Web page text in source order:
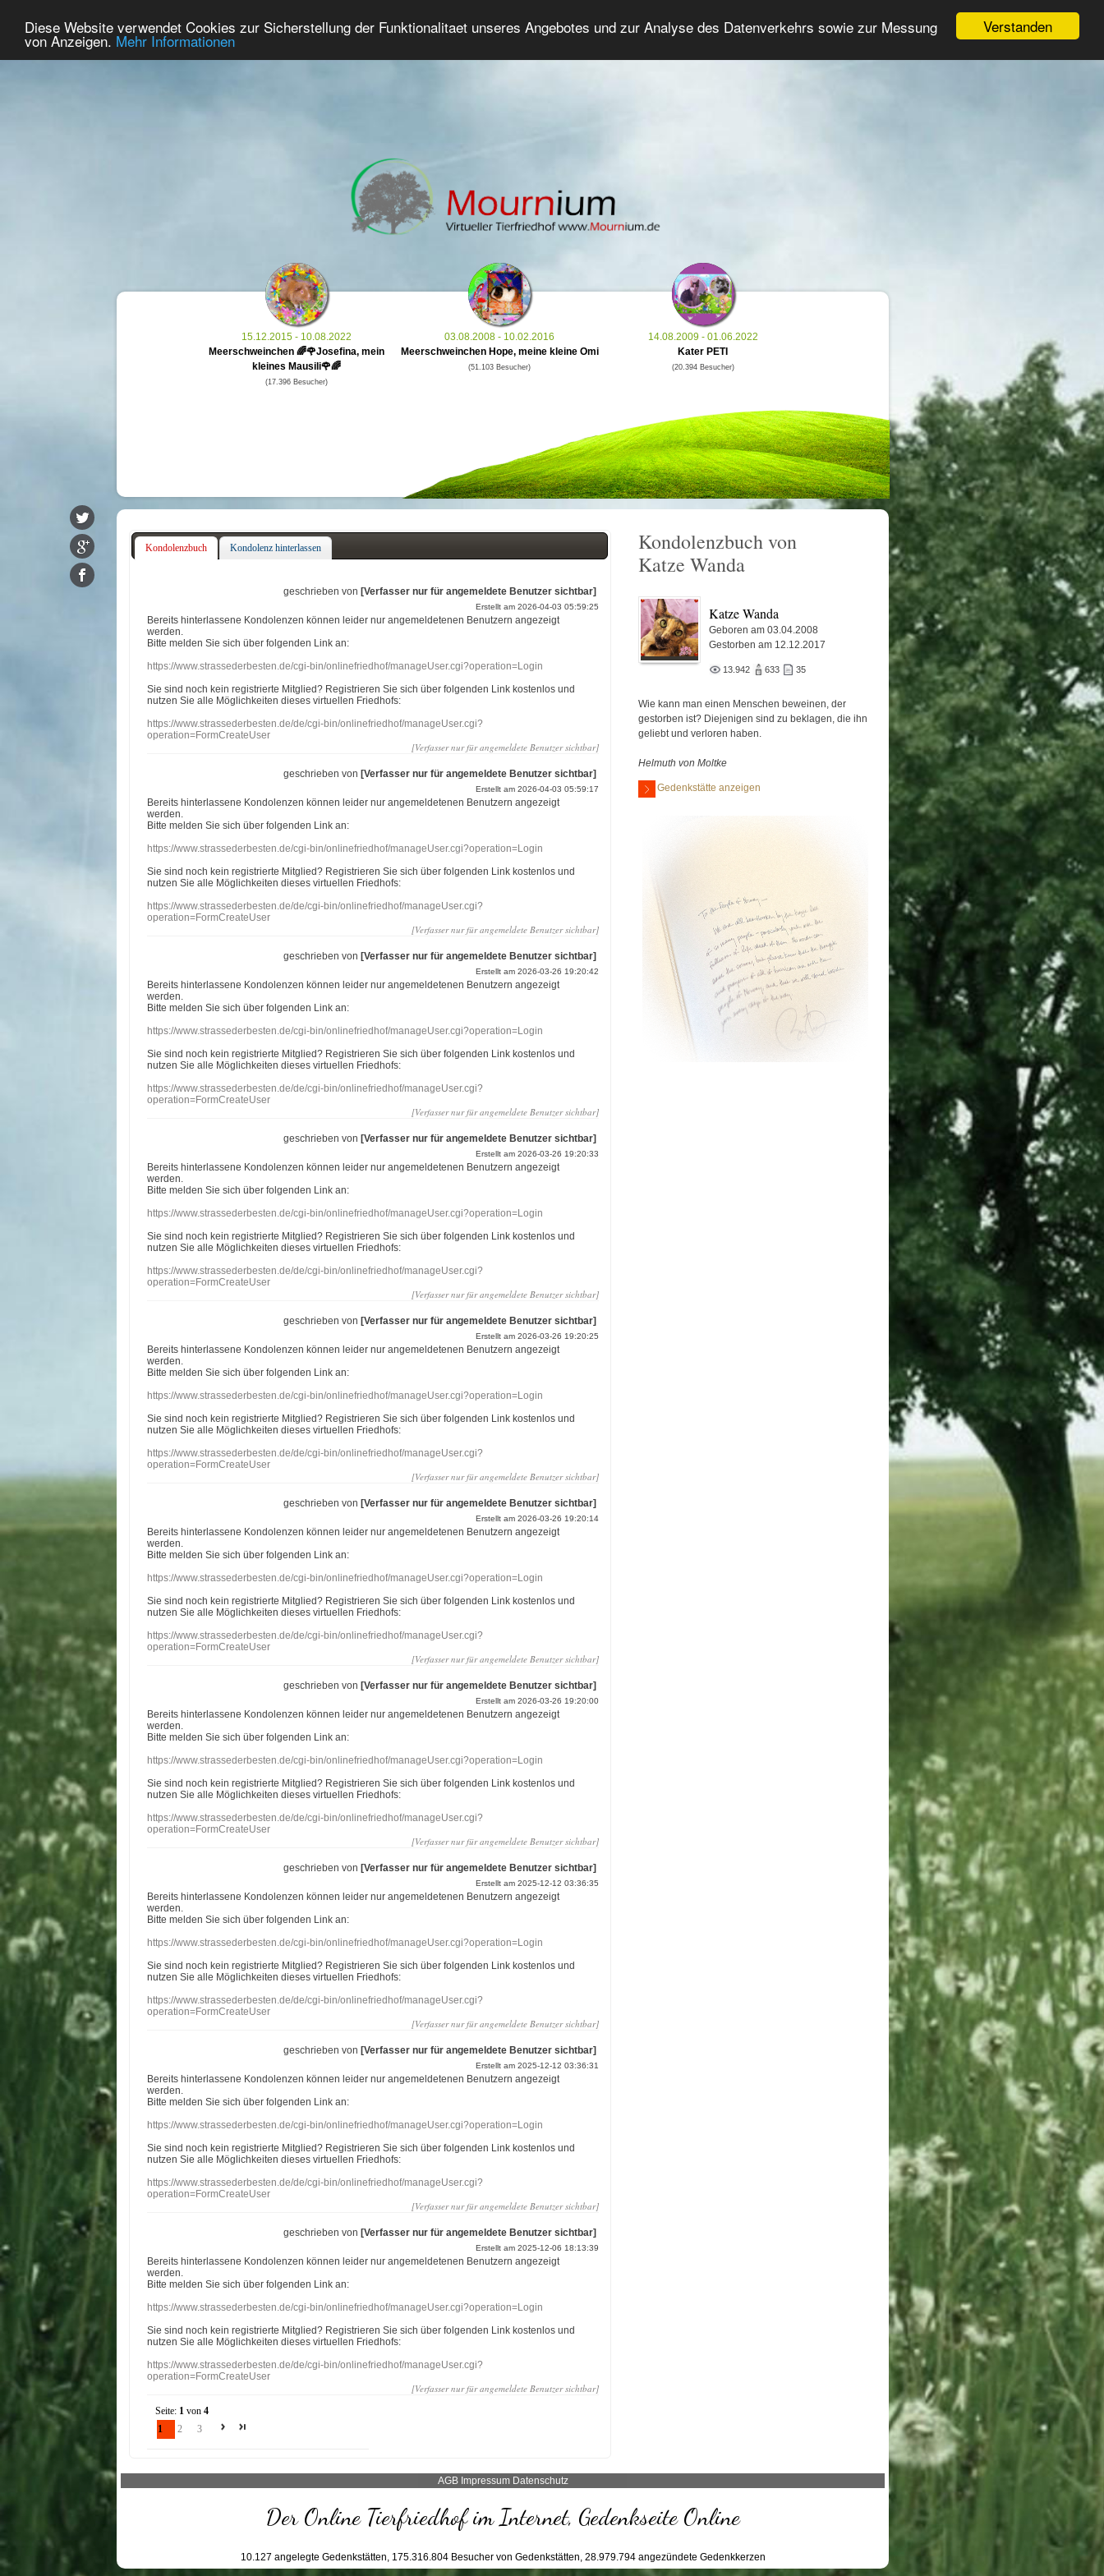
Verstanden
Diese Website verwendet Cookies zur Sicherstellung der Funktionalitaet unseres Angebotes und zur Analyse des Datenverkehrs sowie zur Messung
von Anzeigen. Mehr Informationen
Home Premium Gedenken Tierforum Erweiterte Suche Anmelden
15.12.2015 - 10.08.2022
Meerschweinchen 🌈🌹Josefina, mein
kleines Mausili🌹🌈
(17.396 Besucher)
03.08.2008 - 10.02.2016
Meerschweinchen Hope, meine kleine Omi
(51.103 Besucher)
14.08.2009 - 01.06.2022
Kater PETI
(20.394 Besucher)
Kondolenzbuch Kondolenz hinterlassen
geschrieben von[Verfasser nur für angemeldete Benutzer sichtbar]
Erstellt am 2026-04-03 05:59:25
Bereits hinterlassene Kondolenzen können leider nur angemeldetenen Benutzern angezeigt
werden.
Bitte melden Sie sich über folgenden Link an:
https://www.strassederbesten.de/cgi-bin/onlinefriedhof/manageUser.cgi?operation=Login
Sie sind noch kein registrierte Mitglied? Registrieren Sie sich über folgenden Link kostenlos und
nutzen Sie alle Möglichkeiten dieses virtuellen Friedhofs:
https://www.strassederbesten.de/de/cgi-bin/onlinefriedhof/manageUser.cgi?
operation=FormCreateUser
[Verfasser nur für angemeldete Benutzer sichtbar]
geschrieben von[Verfasser nur für angemeldete Benutzer sichtbar]
Erstellt am 2026-04-03 05:59:17
Bereits hinterlassene Kondolenzen können leider nur angemeldetenen Benutzern angezeigt
werden.
Bitte melden Sie sich über folgenden Link an:
https://www.strassederbesten.de/cgi-bin/onlinefriedhof/manageUser.cgi?operation=Login
Sie sind noch kein registrierte Mitglied? Registrieren Sie sich über folgenden Link kostenlos und
nutzen Sie alle Möglichkeiten dieses virtuellen Friedhofs:
https://www.strassederbesten.de/de/cgi-bin/onlinefriedhof/manageUser.cgi?
operation=FormCreateUser
[Verfasser nur für angemeldete Benutzer sichtbar]
geschrieben von[Verfasser nur für angemeldete Benutzer sichtbar]
Erstellt am 2026-03-26 19:20:42
Bereits hinterlassene Kondolenzen können leider nur angemeldetenen Benutzern angezeigt
werden.
Bitte melden Sie sich über folgenden Link an:
https://www.strassederbesten.de/cgi-bin/onlinefriedhof/manageUser.cgi?operation=Login
Sie sind noch kein registrierte Mitglied? Registrieren Sie sich über folgenden Link kostenlos und
nutzen Sie alle Möglichkeiten dieses virtuellen Friedhofs:
https://www.strassederbesten.de/de/cgi-bin/onlinefriedhof/manageUser.cgi?
operation=FormCreateUser
[Verfasser nur für angemeldete Benutzer sichtbar]
geschrieben von[Verfasser nur für angemeldete Benutzer sichtbar]
Erstellt am 2026-03-26 19:20:33
Bereits hinterlassene Kondolenzen können leider nur angemeldetenen Benutzern angezeigt
werden.
Bitte melden Sie sich über folgenden Link an:
https://www.strassederbesten.de/cgi-bin/onlinefriedhof/manageUser.cgi?operation=Login
Sie sind noch kein registrierte Mitglied? Registrieren Sie sich über folgenden Link kostenlos und
nutzen Sie alle Möglichkeiten dieses virtuellen Friedhofs:
https://www.strassederbesten.de/de/cgi-bin/onlinefriedhof/manageUser.cgi?
operation=FormCreateUser
[Verfasser nur für angemeldete Benutzer sichtbar]
geschrieben von[Verfasser nur für angemeldete Benutzer sichtbar]
Erstellt am 2026-03-26 19:20:25
Bereits hinterlassene Kondolenzen können leider nur angemeldetenen Benutzern angezeigt
werden.
Bitte melden Sie sich über folgenden Link an:
https://www.strassederbesten.de/cgi-bin/onlinefriedhof/manageUser.cgi?operation=Login
Sie sind noch kein registrierte Mitglied? Registrieren Sie sich über folgenden Link kostenlos und
nutzen Sie alle Möglichkeiten dieses virtuellen Friedhofs:
https://www.strassederbesten.de/de/cgi-bin/onlinefriedhof/manageUser.cgi?
operation=FormCreateUser
[Verfasser nur für angemeldete Benutzer sichtbar]
geschrieben von[Verfasser nur für angemeldete Benutzer sichtbar]
Erstellt am 2026-03-26 19:20:14
Bereits hinterlassene Kondolenzen können leider nur angemeldetenen Benutzern angezeigt
werden.
Bitte melden Sie sich über folgenden Link an:
https://www.strassederbesten.de/cgi-bin/onlinefriedhof/manageUser.cgi?operation=Login
Sie sind noch kein registrierte Mitglied? Registrieren Sie sich über folgenden Link kostenlos und
nutzen Sie alle Möglichkeiten dieses virtuellen Friedhofs:
https://www.strassederbesten.de/de/cgi-bin/onlinefriedhof/manageUser.cgi?
operation=FormCreateUser
[Verfasser nur für angemeldete Benutzer sichtbar]
geschrieben von[Verfasser nur für angemeldete Benutzer sichtbar]
Erstellt am 2026-03-26 19:20:00
Bereits hinterlassene Kondolenzen können leider nur angemeldetenen Benutzern angezeigt
werden.
Bitte melden Sie sich über folgenden Link an:
https://www.strassederbesten.de/cgi-bin/onlinefriedhof/manageUser.cgi?operation=Login
Sie sind noch kein registrierte Mitglied? Registrieren Sie sich über folgenden Link kostenlos und
nutzen Sie alle Möglichkeiten dieses virtuellen Friedhofs:
https://www.strassederbesten.de/de/cgi-bin/onlinefriedhof/manageUser.cgi?
operation=FormCreateUser
[Verfasser nur für angemeldete Benutzer sichtbar]
geschrieben von[Verfasser nur für angemeldete Benutzer sichtbar]
Erstellt am 2025-12-12 03:36:35
Bereits hinterlassene Kondolenzen können leider nur angemeldetenen Benutzern angezeigt
werden.
Bitte melden Sie sich über folgenden Link an:
https://www.strassederbesten.de/cgi-bin/onlinefriedhof/manageUser.cgi?operation=Login
Sie sind noch kein registrierte Mitglied? Registrieren Sie sich über folgenden Link kostenlos und
nutzen Sie alle Möglichkeiten dieses virtuellen Friedhofs:
https://www.strassederbesten.de/de/cgi-bin/onlinefriedhof/manageUser.cgi?
operation=FormCreateUser
[Verfasser nur für angemeldete Benutzer sichtbar]
geschrieben von[Verfasser nur für angemeldete Benutzer sichtbar]
Erstellt am 2025-12-12 03:36:31
Bereits hinterlassene Kondolenzen können leider nur angemeldetenen Benutzern angezeigt
werden.
Bitte melden Sie sich über folgenden Link an:
https://www.strassederbesten.de/cgi-bin/onlinefriedhof/manageUser.cgi?operation=Login
Sie sind noch kein registrierte Mitglied? Registrieren Sie sich über folgenden Link kostenlos und
nutzen Sie alle Möglichkeiten dieses virtuellen Friedhofs:
https://www.strassederbesten.de/de/cgi-bin/onlinefriedhof/manageUser.cgi?
operation=FormCreateUser
[Verfasser nur für angemeldete Benutzer sichtbar]
geschrieben von[Verfasser nur für angemeldete Benutzer sichtbar]
Erstellt am 2025-12-06 18:13:39
Bereits hinterlassene Kondolenzen können leider nur angemeldetenen Benutzern angezeigt
werden.
Bitte melden Sie sich über folgenden Link an:
https://www.strassederbesten.de/cgi-bin/onlinefriedhof/manageUser.cgi?operation=Login
Sie sind noch kein registrierte Mitglied? Registrieren Sie sich über folgenden Link kostenlos und
nutzen Sie alle Möglichkeiten dieses virtuellen Friedhofs:
https://www.strassederbesten.de/de/cgi-bin/onlinefriedhof/manageUser.cgi?
operation=FormCreateUser
[Verfasser nur für angemeldete Benutzer sichtbar]
Seite: 1 von4
1
2 3
Kondolenzbuch von
Katze Wanda
Katze Wanda
Geboren am 03.04.2008
Gestorben am 12.12.2017
13.942 633 35
Wie kann man einen Menschen beweinen, der
gestorben ist? Diejenigen sind zu beklagen, die ihn
geliebt und verloren haben.
Helmuth von Moltke
Gedenkstätte anzeigen
AGB Impressum Datenschutz
Der Online Tierfriedhof im Internet, Gedenkseite Online
10.127 angelegte Gedenkstätten, 175.316.804Besucher von Gedenkstätten, 28.979.794angezündete Gedenkkerzen